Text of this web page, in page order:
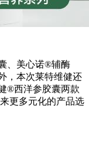
、美心诺®辅酶
，本次莱特维健还
®西洋参胶囊两款
更多元化的产品选